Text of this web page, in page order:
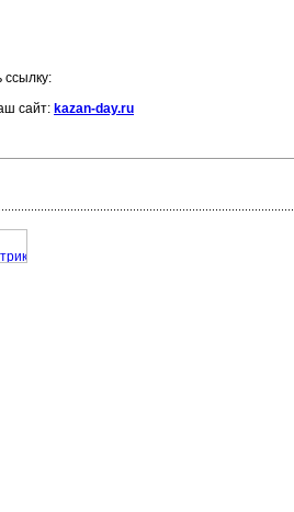
ссылку:
сайт: kazan-day.ru